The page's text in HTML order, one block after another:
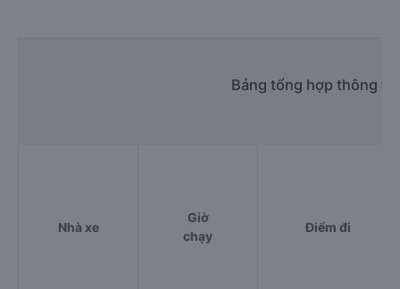
Bảng tổng hợp thông
Nhà xe
Giờ
chạy
Điểm đi